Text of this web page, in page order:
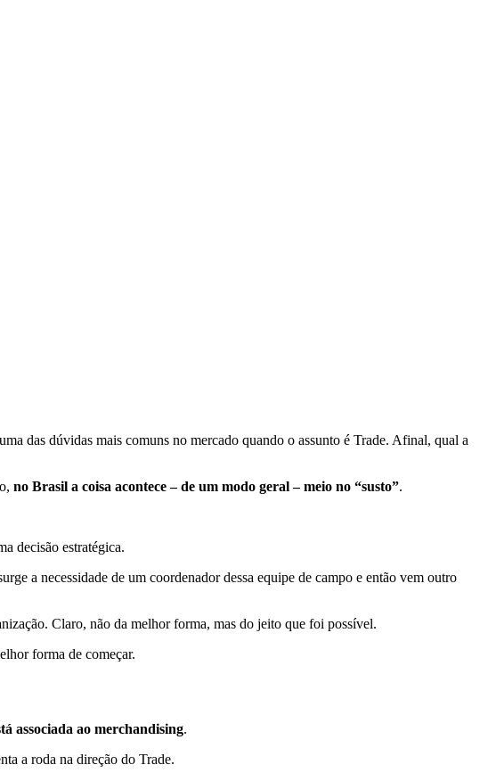
das dúvidas mais comuns no mercado quando o assunto é Trade. Afinal, qual a
no Brasil a coisa acontece – de um modo geral – meio no “susto”.
decisão estratégica.
a necessidade de um coordenador dessa equipe de campo e então vem outro
Claro, não da melhor forma, mas do jeito que foi possível.
forma de começar.
associada ao merchandising.
a roda na direção do Trade.